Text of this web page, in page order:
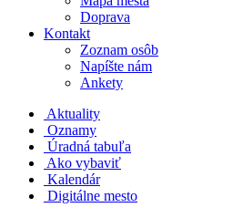
Doprava
Kontakt
Zoznam osôb
Napíšte nám
Ankety
Aktuality
Oznamy
Úradná tabuľa
Ako vybaviť
Kalendár
Digitálne mesto